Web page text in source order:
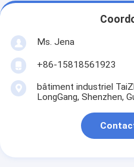
Ms. Jena
+86-15818561923
bâtiment industriel
LongGang, Shenzhen,